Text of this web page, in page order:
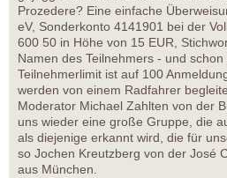
Prozedere? Eine einfache
eV, Sonderkonto 4141901 bei der
600 50 in Höhe von 15 EUR,
Namen des Teilnehmers - und
Teilnehmerlimit ist auf 100
werden von einem Radfahrer
Moderator Michael Zahlten von der
uns wieder eine große Gruppe, die
als diejenige erkannt wird, die für
so Jochen Kreutzberg von der José
aus München.